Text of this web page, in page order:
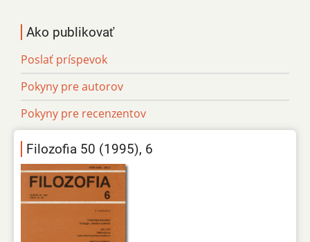
Ako publikovať
Poslať príspevok
Pokyny pre autorov
Pokyny pre recenzentov
Filozofia 50 (1995), 6